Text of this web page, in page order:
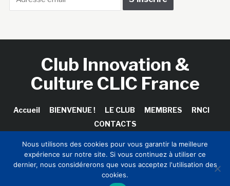
Club Innovation &
Culture CLIC France
Accueil BIENVENUE ! LE CLUB MEMBRES
RNCI
CONTACTS
Copyright © 2026 Club Innovation & Culture CLIC France /
Sinapses Conseils
Nous utilisons des cookies pour vous garantir la meilleure
expérience sur notre site. Si vous continuez à utiliser ce
dernier, nous considérerons que vous acceptez l'utilisation des
cookies.